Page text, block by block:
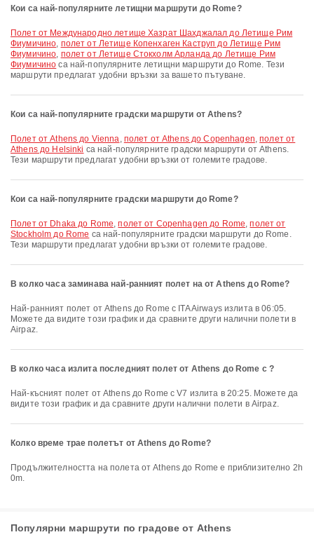
Кои са най-популярните летищни маршрути до Rome?
полет от Международно летище Хазрат Шахджалал до Летище Рим
Фиумичино, полет от Летище Копенхаген Каструп до Летище Рим
Фиумичино, полет от Летище Стокхолм Арланда до Летище Рим
Фиумичино са най-популярните летищни маршрути до Rome. Тези
маршрути предлагат удобни връзки за вашето пътуване.
Кои са най-популярните градски маршрути от Athens?
полет от Athens до Vienna, полет от Athens до Copenhagen,полет от
Athens до Helsinki са най-популярните градски маршрути от Athens.
Тези маршрути предлагат удобни връзки от големите градове.
Кои са най-популярните градски маршрути до Rome?
полет от Dhaka до Rome,полет от Copenhagen до Rome,полет от
Stockholm до Rome са най-популярните градски маршрути до Rome.
Тези маршрути предлагат удобни връзки от големите градове.
В колко часа заминава най-ранният полет на от Athens до Rome?
Най-ранният полет от Athens до Rome с ITA Airways излита в 06:05.
Можете да видите този график и да сравните други налични полети в
Airpaz.
В колко часа излита последният полет от Athens до Rome с ?
Най-късният полет от Athens до Rome с V7 излита в 20:25. Можете да
видите този график и да сравните други налични полети в Airpaz.
Колко време трае полетът от Athens до Rome?
Продължителността на полета от Athens до Rome е приблизително 2h
0m.
Популярни маршрути по градове от Athens